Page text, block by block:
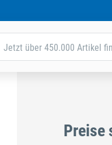
Jetzt über 450.000 Artikel
Preise